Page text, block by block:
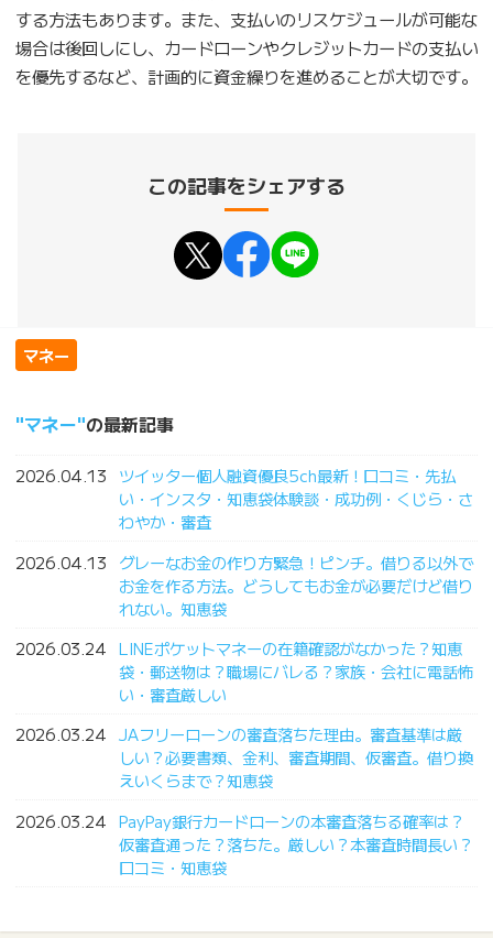
する方法もあります。また、支払いのリスケジュールが可能な
場合は後回しにし、カードローンやクレジットカードの支払い
を優先するなど、計画的に資金繰りを進めることが大切です。
この記事をシェアする
マネー
マネー の最新記事
2026.04.13
ツイッター個人融資優良5ch最新！口コミ・先払
い・インスタ・知恵袋体験談・成功例・くじら・さ
わやか・審査
2026.04.13
グレーなお金の作り方緊急！ピンチ。借りる以外で
お金を作る方法。どうしてもお金が必要だけど借り
れない。知恵袋
2026.03.24 LINEポケットマネーの在籍確認がなかった？知恵
袋・郵送物は？職場にバレる？家族・会社に電話怖
い・審査厳しい
2026.03.24 JAフリーローンの審査落ちた理由。審査基準は厳
しい？必要書類、金利、審査期間、仮審査。借り換
えいくらまで？知恵袋
2026.03.24 PayPay銀行カードローンの本審査落ちる確率は？
仮審査通った？落ちた。厳しい？本審査時間長い？
口コミ・知恵袋